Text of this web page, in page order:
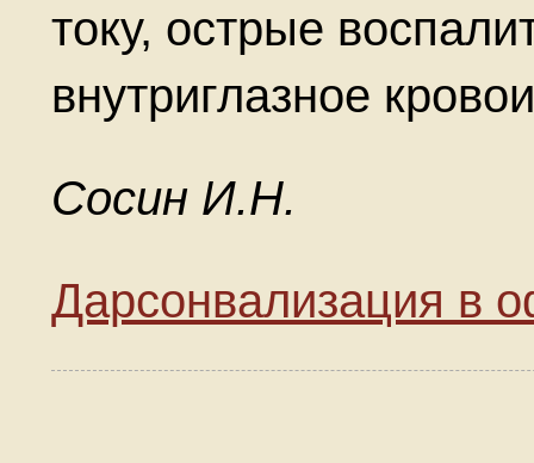
току, острые
внутриглазное
Cocин И.H.
Дарсонвализация в